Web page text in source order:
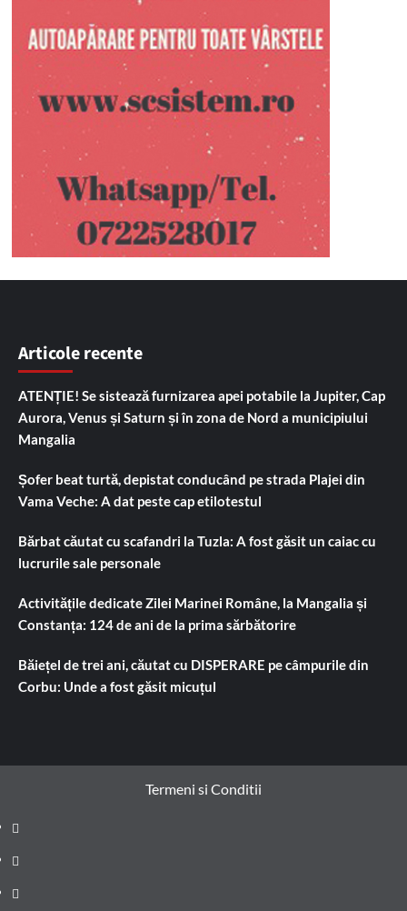
Articole recente
ATENȚIE! Se sistează furnizarea apei potabile la Jupiter, Cap
Aurora, Venus și Saturn și în zona de Nord a municipiului
Mangalia
Șofer beat turtă, depistat conducând pe strada Plajei din
Vama Veche: A dat peste cap etilotestul
Bărbat căutat cu scafandri la Tuzla: A fost găsit un caiac cu
lucrurile sale personale
Activitățile dedicate Zilei Marinei Române, la Mangalia și
Constanța: 124 de ani de la prima sărbătorire
Băiețel de trei ani, căutat cu DISPERARE pe câmpurile din
Corbu: Unde a fost găsit micuțul
Termeni si Conditii
Prima
pagină
Știri
de
Administrație